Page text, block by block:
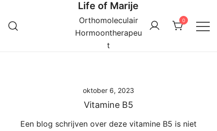
Life of Marije
Orthomoleculair
Hormoontherapeu
t
0
oktober 6, 2023
Vitamine B5
Een blog schrijven over deze vitamine B5 is niet